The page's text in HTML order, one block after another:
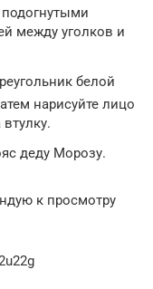
подогнутыми
между уголков и
белой
нарисуйте лицо
деду Морозу.
к просмотру